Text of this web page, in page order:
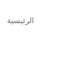
الرئيسية